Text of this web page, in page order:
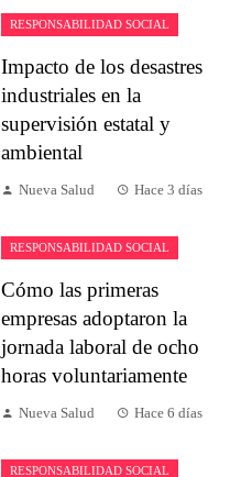
RESPONSABILIDAD SOCIAL
Impacto de los desastres
industriales en la
supervisión estatal y
ambiental
Nueva Salud Hace 3 días
RESPONSABILIDAD SOCIAL
Cómo las primeras
empresas adoptaron la
jornada laboral de ocho
horas voluntariamente
Nueva Salud Hace 6 días
RESPONSABILIDAD SOCIAL